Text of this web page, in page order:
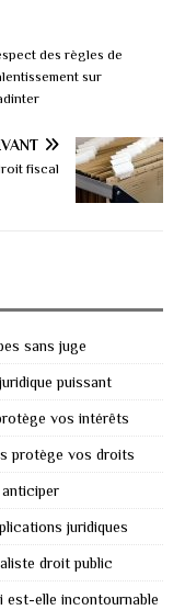
des règles de
sur
fiscal
sans juge
puissant
vos intérêts
protège vos droits
juridiques
droit public
est-elle incontournable